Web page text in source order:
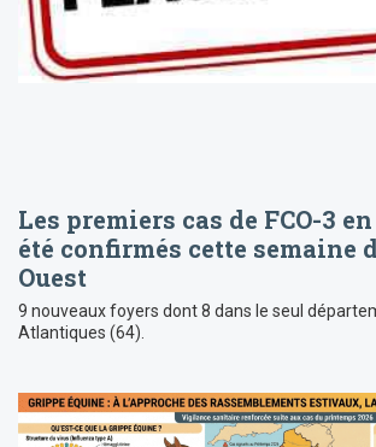
Les premiers cas de FCO-3
été confirmés cette semaine
Ouest
9 nouveaux foyers dont 8 dans le seul
Atlantiques (64).